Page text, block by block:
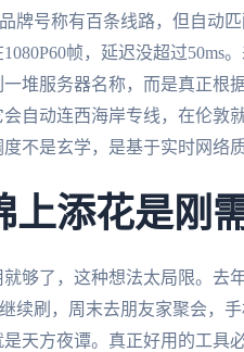
牌号称有百条线路，但自动
帧，延迟没超过50ms
堆服务器名称，而是真正根
自动连西海岸专线，在伦敦
不是玄学，是基于实时网络
上添花是刚
够了，这种想法太局限。去
续刷，周末去朋友家聚会，
天方夜谭。真正好用的工具